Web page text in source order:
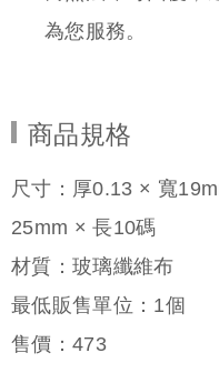
商品規格
尺寸：厚0.13 × 寬
25mm × 長10碼
材質：玻璃纖維布
最低販售單位：1個
售價：473